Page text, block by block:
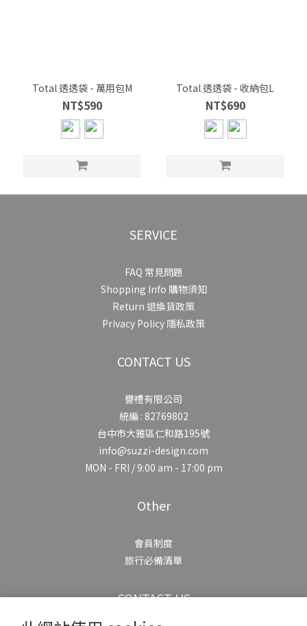
Total 透透袋 - 萬用包M
NT$590
Total 透透袋 - 收納包L
NT$690
SERVICE
FAQ 常見問題
Shopping Info 購物須知
Return 退換貨政策
Privacy Policy 隱私政策
CONTACT US
譽禮有限公司
統編 : 82769802
台中市大雅區仁和路195號
info@suzzi-design.com
MON - FRI / 9:00 am - 17:00 pm
Other
會員制度
旅行必備清單
CONTACT US